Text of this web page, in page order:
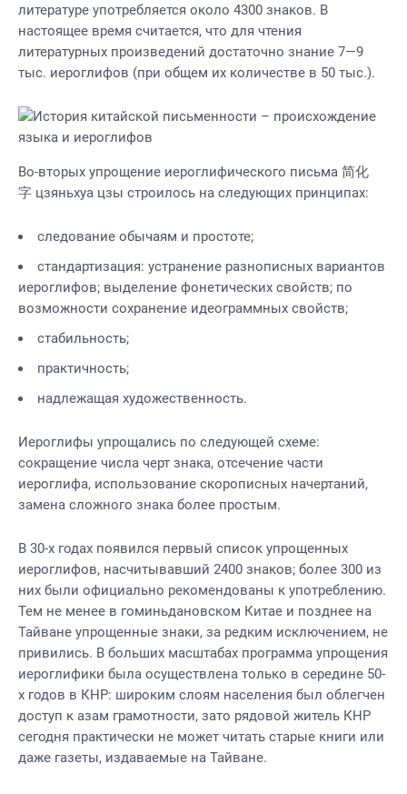
литературе употребляется около 4300 знаков. В
настоящее время считается, что для чтения
литературных произведений достаточно знание 7—9
тыс. иероглифов (при общем их количестве в 50 тыс.).
Во-вторых упрощение иероглифического письма 简化
字 цзяньхуа цзы строилось на следующих принципах:
следование обычаям и простоте;
стандартизация: устранение разнописных вариантов
иероглифов; выделение фонетических свойств; по
возможности сохранение идеограммных свойств;
стабильность;
практичность;
надлежащая художественность.
Иероглифы упрощались по следующей схеме:
сокращение числа черт знака, отсечение части
иероглифа, использование скорописных начертаний,
замена сложного знака более простым.
В 30-х годах появился первый список упрощенных
иероглифов, насчитывавший 2400 знаков; более 300 из
них были официально рекомендованы к употреблению.
Тем не менее в гоминьдановском Китае и позднее на
Тайване упрощенные знаки, за редким исключением, не
привились. В больших масштабах программа упрощения
иероглифики была осуществлена только в середине 50-
х годов в КНР: широким слоям населения был облегчен
доступ к азам грамотности, зато рядовой житель КНР
сегодня практически не может читать старые книги или
даже газеты, издаваемые на Тайване.